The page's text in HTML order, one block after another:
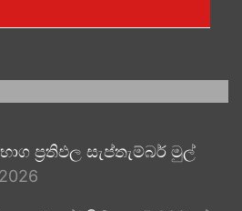
ප්‍රතිඵල සැප්තැම්බර් මුල්